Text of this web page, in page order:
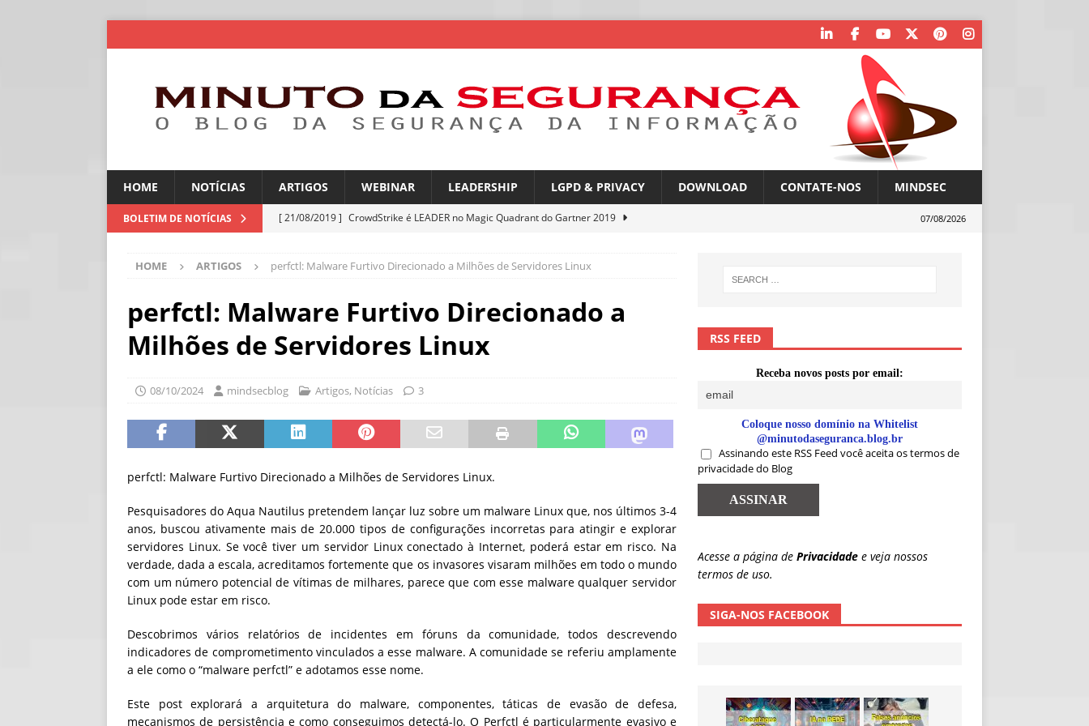
HOME NOTÍCIAS ARTIGOS WEBINAR LEADERSHIP LGPD & PRIVACY DOWNLOAD CONTATE-NOS MINDSEC
BOLETIM DE NOTÍCIAS [ 21/08/2019 ] CrowdStrike é LEADER no Magic Quadrant do Gartner 2019
[ 06/08/2026 ] América Latina é a segunda região mais exposta a ciberameaças
NOTÍCIAS
NOTÍCIAS
[ 06/08/2026 ]
[ 06/08/2026 ]
Sem guardrails, a autonomia da IA se torna um risco
NOTÍCIAS
07/08/2026
HOME ARTIGOS perfctl: Malware Furtivo Direcionado a Milhões de Servidores Linux
perfctl: Malware Furtivo Direcionado a
Milhões de Servidores Linux
08/10/2024 mindsecblog Artigos, Notícias 3
perfctl: Malware Furtivo Direcionado a Milhões de Servidores Linux.
Pesquisadores do Aqua Nautilus pretendem lançar luz sobre um malware Linux que, nos últimos 3-4
anos, buscou ativamente mais de 20.000 tipos de configurações incorretas para atingir e explorar
servidores Linux. Se você tiver um servidor Linux conectado à Internet, poderá estar em risco. Na
verdade, dada a escala, acreditamos fortemente que os invasores visaram milhões em todo o mundo
com um número potencial de vítimas de milhares, parece que com esse malware qualquer servidor
Linux pode estar em risco.
Descobrimos vários relatórios de incidentes em fóruns da comunidade, todos descrevendo
indicadores de comprometimento vinculados a esse malware. A comunidade se referiu amplamente
a ele como o “malware perfctl” e adotamos esse nome.
Este post explorará a arquitetura do malware, componentes, táticas de evasão de defesa,
mecanismos de persistência e como conseguimos detectá-lo. O Perfctl é particularmente evasivo e
RSS FEED
Receba novos posts por email:
Coloque nosso domínio na Whitelist
@minutodaseguranca.blog.br
Assinando este RSS Feed você aceita os termos de
privacidade do Blog
Acesse a página de Privacidade e veja nossos
termos de uso.
SIGA-NOS FACEBOOK